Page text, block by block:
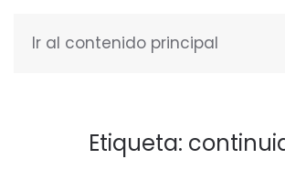
Ir al contenido principal
Etiqueta: